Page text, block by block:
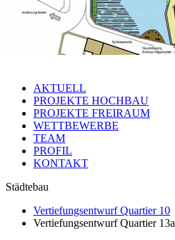
AKTUELL
PROJEKTE HOCHBAU
PROJEKTE FREIRAUM
WETTBEWERBE
TEAM
PROFIL
KONTAKT
Städtebau
Vertiefungsentwurf Quartier 10
Vertiefungsentwurf Quartier 13a